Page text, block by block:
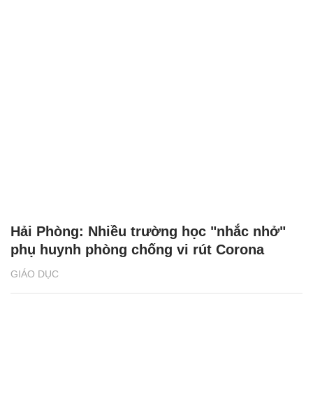
GIÁO DỤC
Hải Phòng: Nhiều trường học "nhắc nhở"
phụ huynh phòng chống vi rút Corona